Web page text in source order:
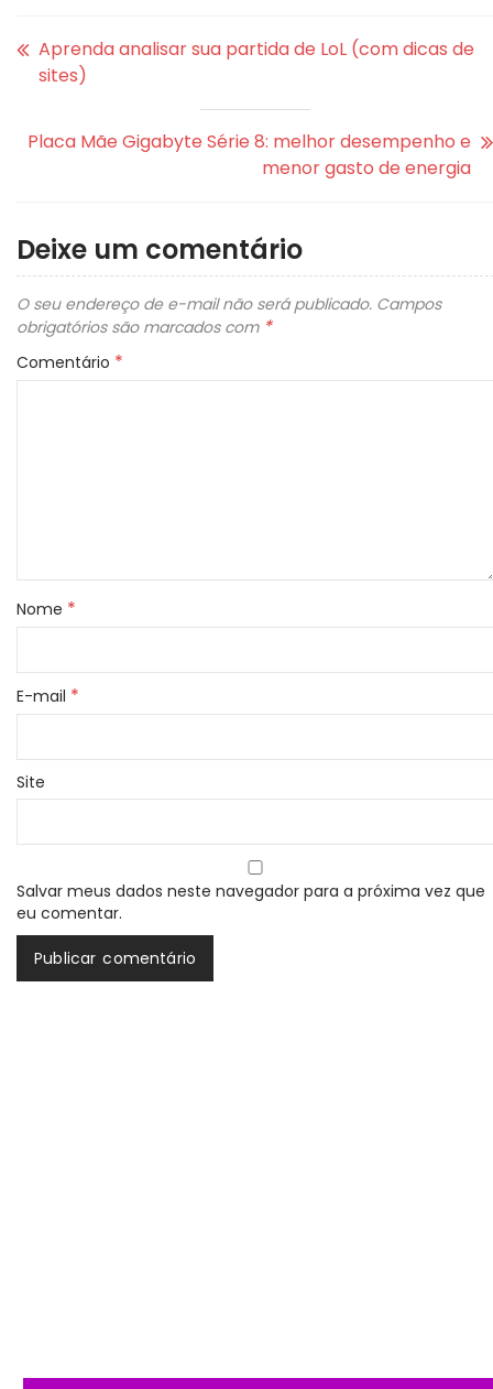
Aprenda analisar sua partida de LoL (com dicas de
sites)
Placa Mãe Gigabyte Série 8: melhor desempenho e
menor gasto de energia
Deixe um comentário
O seu endereço de e-mail não será publicado. Campos
obrigatórios são marcados com *
Comentário *
Nome *
E-mail *
Site
Salvar meus dados neste navegador para a próxima vez que
eu comentar.